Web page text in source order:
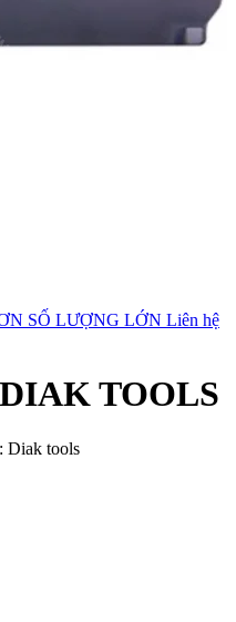
SỐ LƯỢNG LỚN Liên hệ
TOOLS
Diak tools